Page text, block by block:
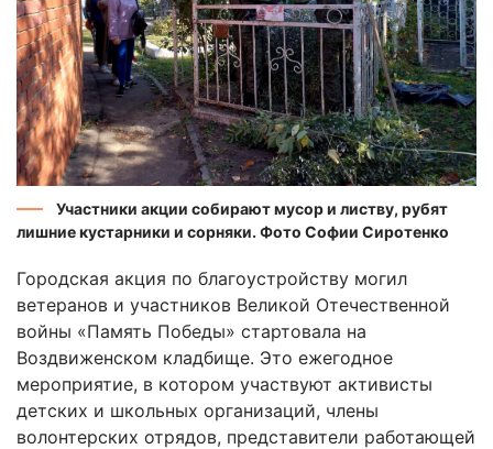
Участники акции собирают мусор и листву, рубят
лишние кустарники и сорняки. Фото Софии Сиротенко
Городская акция по благоустройству могил
ветеранов и участников Великой Отечественной
войны «Память Победы» стартовала на
Воздвиженском кладбище. Это ежегодное
мероприятие, в котором участвуют активисты
детских и школьных организаций, члены
волонтерских отрядов, представители работающей